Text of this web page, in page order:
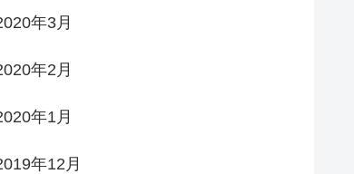
年3月
年2月
年1月
年12月